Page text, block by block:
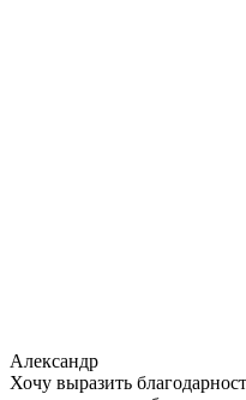
Александр
Хочу выразить